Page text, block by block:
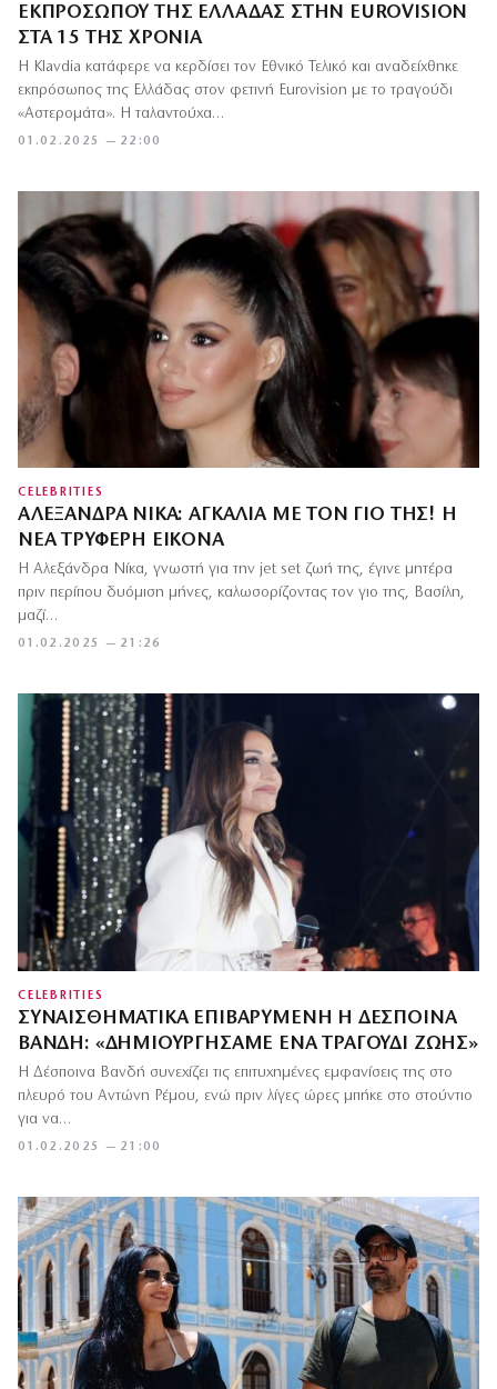
ΕΚΠΡΟΣΏΠΟΥ ΤΗΣ ΕΛΛΆΔΑΣ ΣΤΗΝ EUROVISION
ΣΤΑ 15 ΤΗΣ ΧΡΌΝΙΑ
01.02.2025 — 22:00
Η Klavdia κατάφερε να κερδίσει τον Εθνικό Τελικό και αναδείχθηκε
εκπρόσωπος της Ελλάδας στον φετινή Eurovision με το τραγούδι
«Αστερομάτα». Η ταλαντούχα…
CELEBRITIES
ΑΛΕΞΆΝΔΡΑ ΝΊΚΑ: ΑΓΚΑΛΙΆ ΜΕ ΤΟΝ ΓΙΟ ΤΗΣ! Η
ΝΈΑ ΤΡΥΦΕΡΉ ΕΙΚΌΝΑ
01.02.2025 — 21:26
Η Αλεξάνδρα Νίκα, γνωστή για την jet set ζωή της, έγινε μητέρα
πριν περίπου δυόμιση μήνες, καλωσορίζοντας τον γιο της, Βασίλη,
μαζί…
CELEBRITIES
ΣΥΝΑΙΣΘΗΜΑΤΙΚΆ ΕΠΙΒΑΡΥΜΈΝΗ Η ΔΈΣΠΟΙΝΑ
ΒΑΝΔΉ: «ΔΗΜΙΟΥΡΓΉΣΑΜΕ ΈΝΑ ΤΡΑΓΟΎΔΙ ΖΩΉΣ»
01.02.2025 — 21:00
Η Δέσποινα Βανδή συνεχίζει τις επιτυχημένες εμφανίσεις της στο
πλευρό του Αντώνη Ρέμου, ενώ πριν λίγες ώρες μπήκε στο στούντιο
για να…